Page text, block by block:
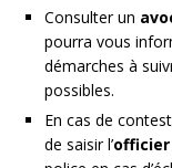
Consulter un
pourra vous
démarches à
possibles.
En cas de
de saisir l’